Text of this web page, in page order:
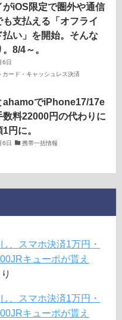
がiOS限定で圏外や通信
も支払える「オフライ
払い」を開始。そんな
8/4～。
6日
カード・キャッシュレス決済
ahamoでiPhone17/17e
数料22000円の代わりに
円に。
6日 携帯一括情報
、スマホ決済1万円・
キューポが貰え
、スマホ決済1万円・
キューポが貰え